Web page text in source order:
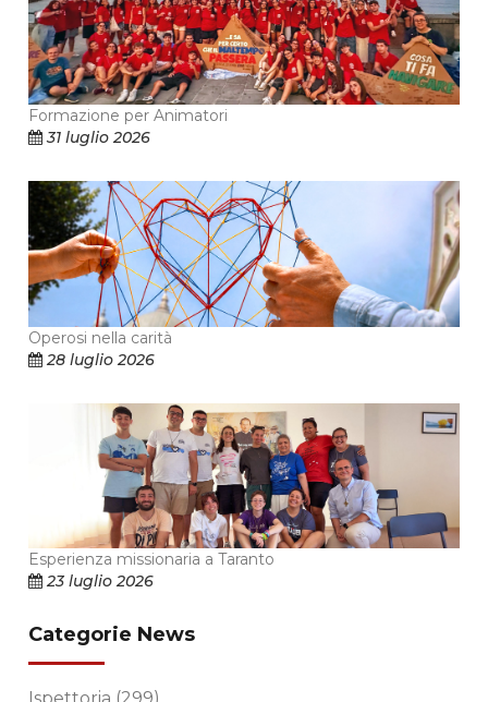
Formazione per Animatori
31 luglio 2026
Operosi nella carità
28 luglio 2026
Esperienza missionaria a Taranto
23 luglio 2026
Categorie News